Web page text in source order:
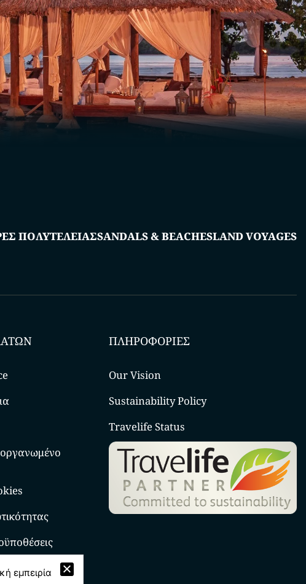
ΠΟΛΥΤΕΛΕΙΑΣSANDALS & BEACHESLAND VOYAGES
ΠΛΗΡΟΦΟΡΙΕΣ
Our Vision
Sustainability Policy
Travelife Status
εμπειρία